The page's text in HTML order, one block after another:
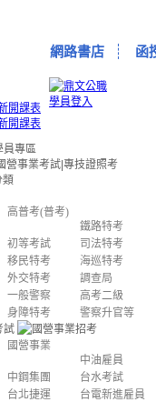
網路書店 函
高普考(普考)
鐵路特考
初等考試
司法特考
移民特考
海巡特考
外交特考
調查局
一般警察
高考二級
身障特考 警察升官等
國營事業
中油雇員
中鋼集團
台水考試
台北捷運
台電新進雇員